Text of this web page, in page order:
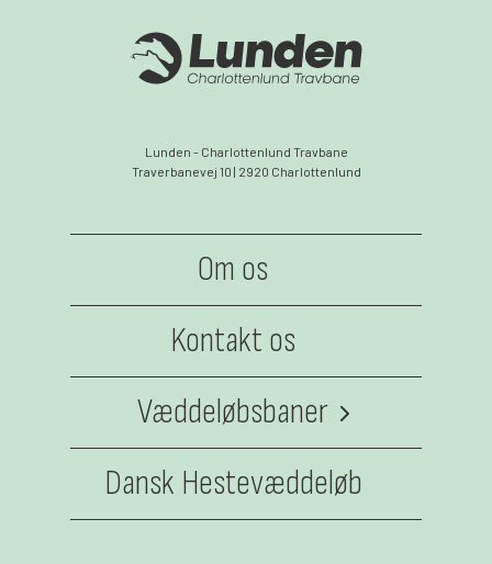
Lunden - Charlottenlund Travbane
Traverbanevej 10 | 2920 Charlottenlund
Om os
Kontakt os
Væddeløbsbaner
Klampenborg Galopbane
Dansk Hestevæddeløb